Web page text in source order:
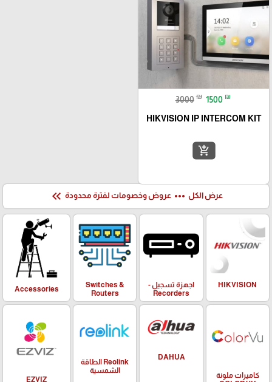
3000 ₪ 1500 ₪
HIKVISION IP INTERCOM KIT
add_shopping_cart
عرض الكل more_horiz عروض وخصومات لفترة محدودة keyboard_double_arrow_left
HIKVISION
اجهزة تسجيل -
Recorders
Switches &
Routers
Accessories
كاميرات ملونة
DAHUA
Reolink الطاقة
الشمسية
EZVIZ